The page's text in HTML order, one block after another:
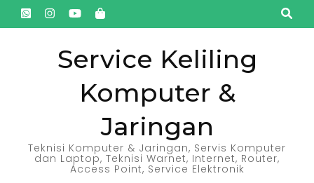
Lompat
ke
Service Keliling
Komputer &
Jaringan
Teknisi Komputer & Jaringan, Servis Komputer
dan Laptop, Teknisi Warnet, Internet, Router,
Access Point, Service Elektronik